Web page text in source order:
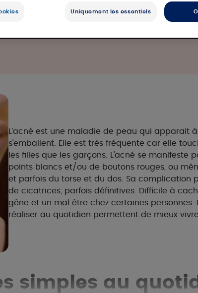
?
L’acné est une maladie de peau qui apparait
s'emballent. Elle est très fréquente car elle
les filles que les garçons. L'acné se manifeste
points blancs et/ou de boutons rouges, ou
et parfois du torse et du dos. Sa complication
de cicatrices, parfois définitives. Difficile à
gêne et un mal être chez certaines personnes.
réaliser au quotidien permettent de mieux
simples au
Uniquement les essentiels